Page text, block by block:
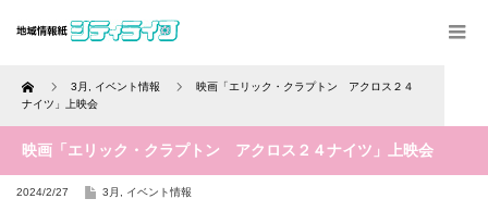
Home 3月 イベント情報
映画「エリック・クラプトン アクロス２４
ナイツ」上映会
映画「エリック・クラプトン アクロス２４ナイツ」上映会
2024/2/27 3月 イベント情報